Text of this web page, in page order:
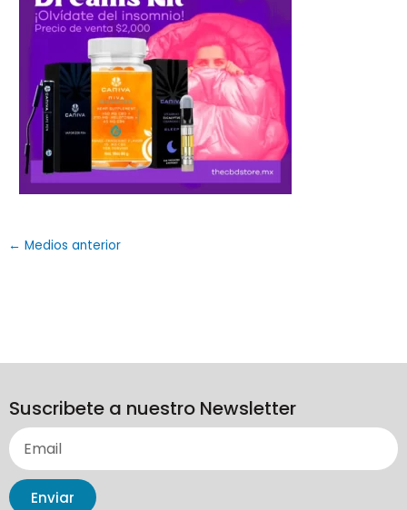
← Medios anterior
Suscribete a nuestro Newsletter
Enviar